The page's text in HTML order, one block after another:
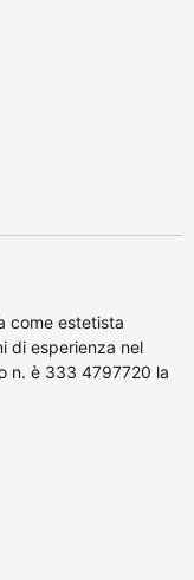
come estetista
di esperienza nel
n. è 333 4797720 la